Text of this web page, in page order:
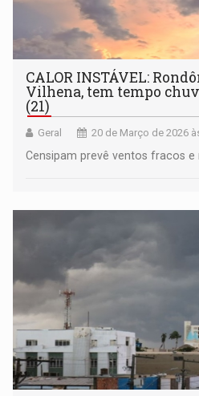
CALOR INSTÁVEL:
Vilhena, tem tempo
(21)
Geral 20 de Março de 2026
Censipam prevê ventos fracos e